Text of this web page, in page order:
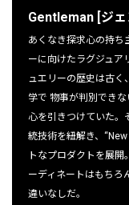
Gentleman [ジェ
あくなき探求心の持ち
ーに向けたラグジュア
ュエリーの歴史は古
学で 物事が判別でき
心を引きつけていた。
統技術を紐解き、
トなプロダクトを展
ーディネートはもちろ
違いなしだ。